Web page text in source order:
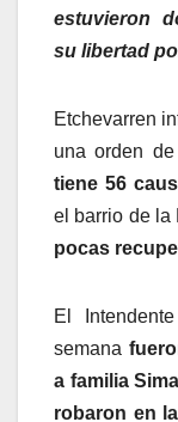
estuvieron
su libertad
Etchevarren
una orden
tiene 56
el barrio de la
pocas
El
semana
a familia
robaron en